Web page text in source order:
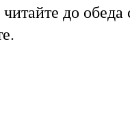
до